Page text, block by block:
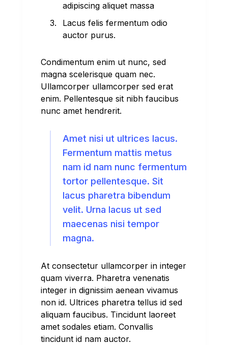
adipiscing aliquet massa
Lacus felis fermentum odio
auctor purus.
Condimentum enim ut nunc, sed
magna scelerisque quam nec.
Ullamcorper ullamcorper sed erat
enim. Pellentesque sit nibh faucibus
nunc amet hendrerit.
Amet nisi ut ultrices lacus.
Fermentum mattis metus
nam id nam nunc fermentum
tortor pellentesque. Sit
lacus pharetra bibendum
velit. Urna lacus ut sed
maecenas nisi tempor
magna.
At consectetur ullamcorper in integer
quam viverra. Pharetra venenatis
integer in dignissim aenean vivamus
non id. Ultrices pharetra tellus id sed
aliquam faucibus. Tincidunt laoreet
amet sodales etiam. Convallis
tincidunt id nam auctor.